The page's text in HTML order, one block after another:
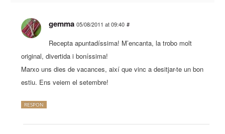
gemma 05/08/2011 at 09:40 #
Recepta apuntadíssima! M’encanta, la trobo molt
original, divertida i boníssima!
Marxo uns dies de vacances, així que vinc a desitjar-te un bon
estiu. Ens veiem el setembre!
RESPON